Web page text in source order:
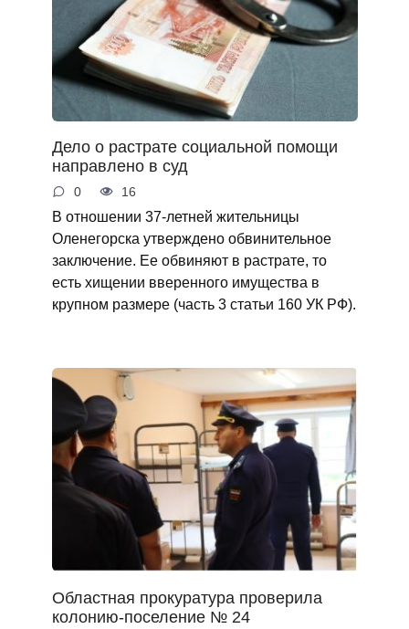
Дело о растрате социальной помощи
направлено в суд
0 16
В отношении 37-летней жительницы
Оленегорска утверждено обвинительное
заключение. Ее обвиняют в растрате, то
есть хищении вверенного имущества в
крупном размере (часть 3 статьи 160 УК РФ).
Областная прокуратура проверила
колонию-поселение № 24